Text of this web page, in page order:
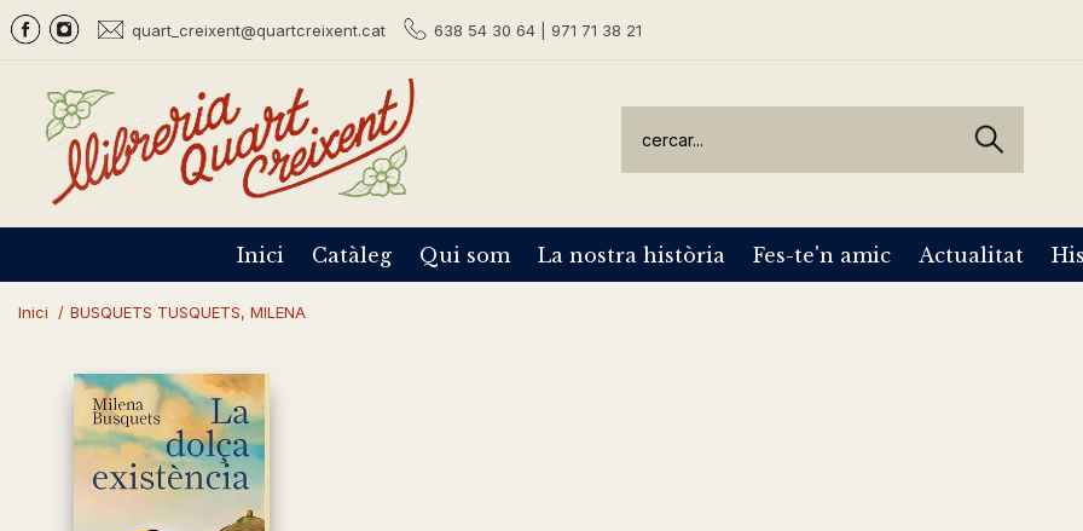
quart_creixent@quartcreixent.cat 638 54 30 64 | 971 71 38 21
Inici Catàleg Qui som La nostra història Fes-te'n amic Actualitat
Inici / BUSQUETS TUSQUETS, MILENA